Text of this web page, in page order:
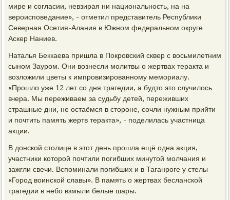
мире и согласии, невзирая ни национальность, на на
вероисповедание», - отметил представитель Республики
Северная Осетия-Алания в Южном федеральном округе
Аскер Наниев.
Наталья Беккаева пришла в Покровский сквер с восьмилетним
сыном Зауром. Они вознесли молитвы о жертвах теракта и
возложили цветы к импровизированному мемориалу.
«Прошло уже 12 лет со дня трагедии, а будто это случилось
вчера. Мы переживаем за судьбу детей, переживших
страшные дни, не остаёмся в стороне, сочли нужным прийти
и почтить память жертв теракта», - поделилась участница
акции.
В донской столице в этот день прошла ещё одна акция,
участники которой почтили погибших минутой молчания и
зажгли свечи. Вспоминали погибших и в Таганроге у стелы
«Город воинской славы». В память о жертвах бесланской
трагедии в небо взмыли белые шары.